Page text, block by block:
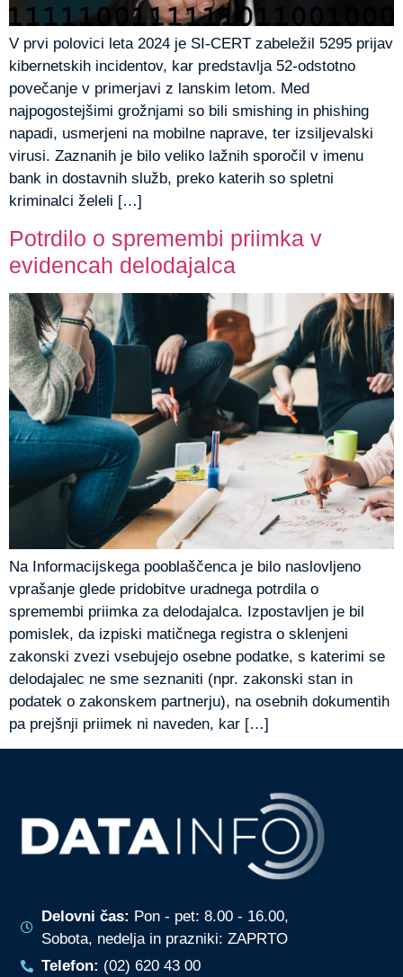
V prvi polovici leta 2024 je SI-CERT zabeležil 5295 prijav
kibernetskih incidentov, kar predstavlja 52-odstotno
povečanje v primerjavi z lanskim letom. Med
najpogostejšimi grožnjami so bili smishing in phishing
napadi, usmerjeni na mobilne naprave, ter izsiljevalski
virusi. Zaznanih je bilo veliko lažnih sporočil v imenu
bank in dostavnih služb, preko katerih so spletni
kriminalci želeli […]
Potrdilo o spremembi priimka v
evidencah delodajalca
Na Informacijskega pooblaščenca je bilo naslovljeno
vprašanje glede pridobitve uradnega potrdila o
spremembi priimka za delodajalca. Izpostavljen je bil
pomislek, da izpiski matičnega registra o sklenjeni
zakonski zvezi vsebujejo osebne podatke, s katerimi se
delodajalec ne sme seznaniti (npr. zakonski stan in
podatek o zakonskem partnerju), na osebnih dokumentih
pa prejšnji priimek ni naveden, kar […]
Delovni čas: Pon - pet: 8.00 - 16.00,
Sobota, nedelja in prazniki: ZAPRTO
Telefon: (02) 620 43 00